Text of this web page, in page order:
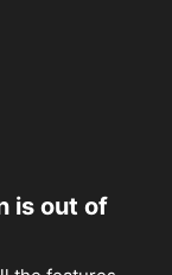
is out of